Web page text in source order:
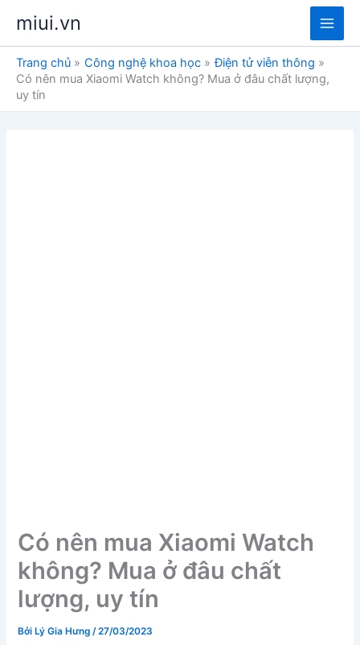
nội
dung
miui.vn
Main
Trang chủ Công nghệ khoa học
Điện tử viễn thông
Có nên mua Xiaomi Watch không? Mua ở đâu chất lượng,
uy tín
Có nên mua Xiaomi Watch
không? Mua ở đâu chất
lượng, uy tín
Bởi Lý Gia Hưng/27/03/2023